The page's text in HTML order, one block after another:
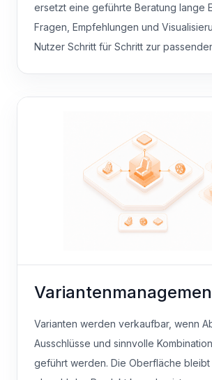
ersetzt eine geführte Beratung lange
Fragen, Empfehlungen und
Nutzer Schritt für Schritt zur
Varianten werden verkaufbar, wenn
Ausschlüsse und sinnvolle
geführt werden. Die Oberfläche bleibt